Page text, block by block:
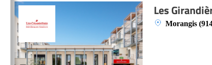
Les
Morangis